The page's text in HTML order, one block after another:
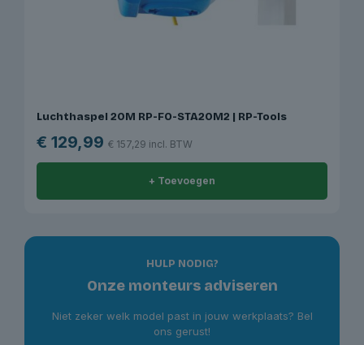
Luchthaspel 20M RP-FO-STA20M2 | RP-Tools
€ 129,99 € 157,29 incl. BTW
+ Toevoegen
HULP NODIG?
Onze monteurs adviseren
Niet zeker welk model past in jouw werkplaats? Bel
ons gerust!